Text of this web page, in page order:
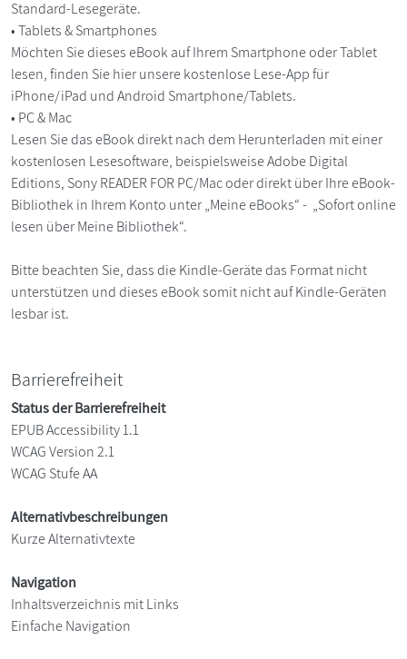
Standard-Lesegeräte.
• Tablets & Smartphones
Möchten Sie dieses eBook auf Ihrem Smartphone oder Tablet
lesen, finden Sie hier unsere kostenlose Lese-App für
iPhone/iPad und Android Smartphone/Tablets.
• PC & Mac
Lesen Sie das eBook direkt nach dem Herunterladen mit einer
kostenlosen Lesesoftware, beispielsweise Adobe Digital
Editions, Sony READER FOR PC/Mac oder direkt über Ihre eBook-
Bibliothek in Ihrem Konto unter „Meine eBooks“ - „Sofort online
lesen über Meine Bibliothek“.
Bitte beachten Sie, dass die Kindle-Geräte das Format nicht
unterstützen und dieses eBook somit nicht auf Kindle-Geräten
lesbar ist.
Barrierefreiheit
Status der Barrierefreiheit
EPUB Accessibility 1.1
WCAG Version 2.1
WCAG Stufe AA
Alternativbeschreibungen
Kurze Alternativtexte
Navigation
Inhaltsverzeichnis mit Links
Einfache Navigation